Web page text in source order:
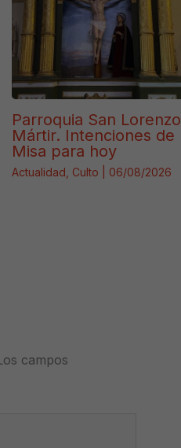
Parroquia San Lorenzo
Mártir. Intenciones de
Misa para hoy
Actualidad Culto 06/08/2026
campos